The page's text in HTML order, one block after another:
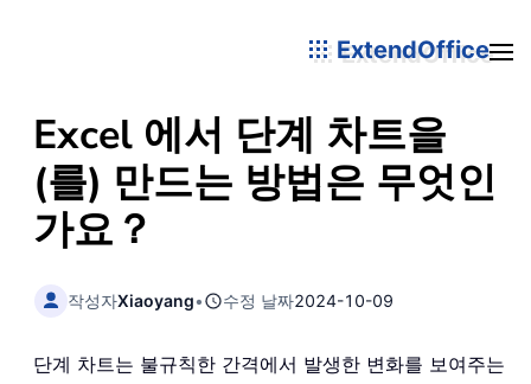
ExtendOffice
Excel 에서 단계 차트을
(를) 만드는 방법은 무엇인
가요？
작성자Xiaoyang• 수정 날짜2024-10-09
단계 차트는 불규칙한 간격에서 발생한 변화를 보여주는